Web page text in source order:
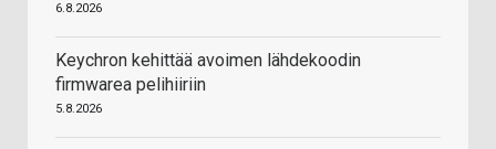
6.8.2026
Keychron kehittää avoimen lähdekoodin
firmwarea pelihiiriin
5.8.2026